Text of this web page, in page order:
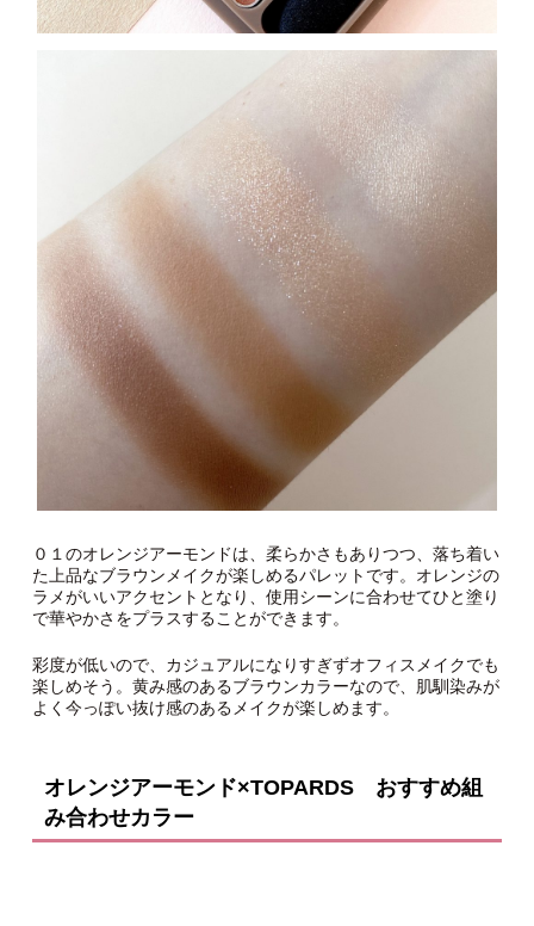
０１のオレンジアーモンドは、柔らかさもありつつ、落ち着い
た上品なブラウンメイクが楽しめるパレットです。オレンジの
ラメがいいアクセントとなり、使用シーンに合わせてひと塗り
で華やかさをプラスすることができます。
彩度が低いので、カジュアルになりすぎずオフィスメイクでも
楽しめそう。黄み感のあるブラウンカラーなので、肌馴染みが
よく今っぽい抜け感のあるメイクが楽しめます。
オレンジアーモンド×TOPARDS おすすめ組
み合わせカラー